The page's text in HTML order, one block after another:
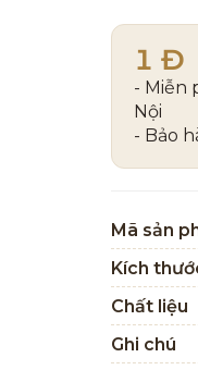
1 Đ
- Miễn
Nội
- Bảo
Mã sản
Kích
Chất liệu
Ghi chú